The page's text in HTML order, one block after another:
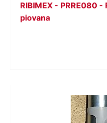
RIBIMEX - PRRE080
piovana